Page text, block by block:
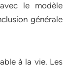
le modèle
générale
à la vie. Les